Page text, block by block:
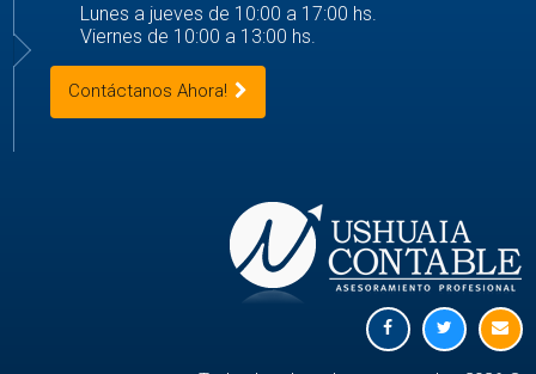
Lunes a jueves de 10:00 a 17:00 hs.
Viernes de 10:00 a 13:00 hs.
Contáctanos Ahora!